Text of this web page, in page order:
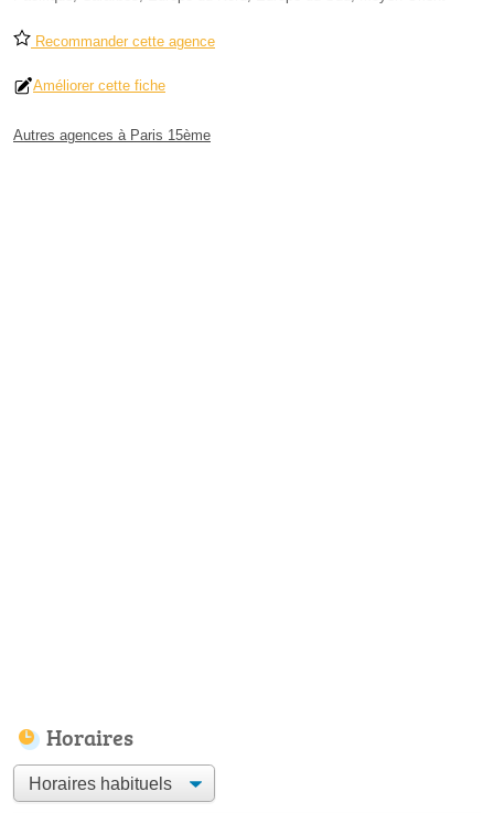
Recommander cette agence
Améliorer cette fiche
Autres agences à Paris 15ème
Horaires